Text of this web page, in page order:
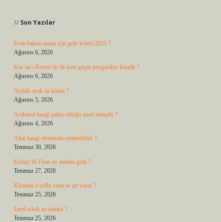
Son Yazılar
Evde bakım maaşı için gelir kriteri 2025 ?
Ağustos 6, 2026
Kur’an-ı Kerim’de ilk ismi geçen peygamber kimdir ?
Ağustos 6, 2026
Aydaki ayak izi kimin ?
Ağustos 5, 2026
Arabanın hangi paket olduğu nasıl anlaşılır ?
Ağustos 4, 2026
Altın hangi elementin sembolüdür ?
Temmuz 30, 2026
Kürtçe’de Firaz ne anlama gelir ?
Temmuz 27, 2026
Klimada 4 yollu vana ne işe yarar ?
Temmuz 25, 2026
Entel erkek ne demek ?
Temmuz 25, 2026